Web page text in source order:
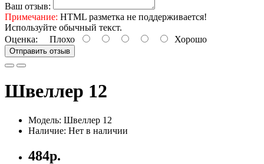
Ваш отзыв:
Примечание: HTML разметка не поддерживается!
Используйте обычный текст.
Оценка: Плохо Хорошо
Отправить отзыв
Швеллер 12
Модель: Швеллер 12
Наличие: Нет в наличии
484р.